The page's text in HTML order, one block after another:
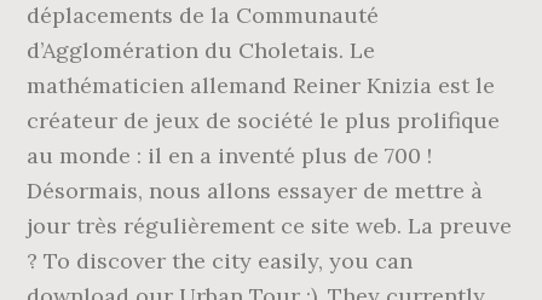
déplacements de la Communauté
d’Agglomération du Choletais. Le
mathématicien allemand Reiner Knizia est le
créateur de jeux de société le plus prolifique
au monde : il en a inventé plus de 700 !
Désormais, nous allons essayer de mettre à
jour très régulièrement ce site web. La preuve
? To discover the city easily, you can